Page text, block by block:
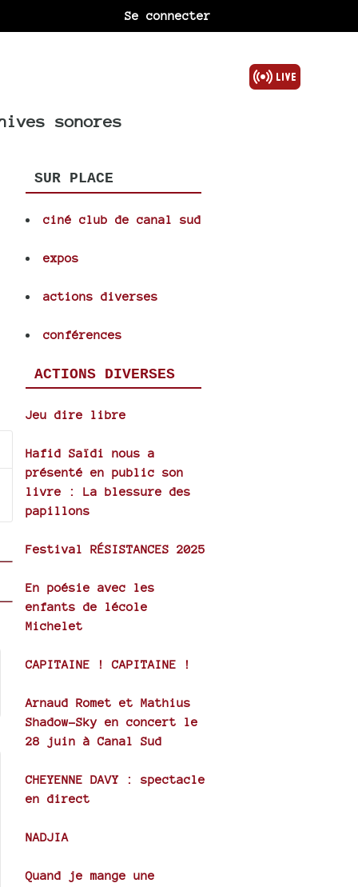
Se connecter
sonores
SUR PLACE
ciné club de canal sud
expos
actions diverses
conférences
ACTIONS DIVERSES
Jeu dire libre
Hafid Saïdi nous a
présenté en public son
livre : La blessure des
papillons
Festival RÉSISTANCES 2025
En poésie avec les
enfants de lécole
Michelet
CAPITAINE ! CAPITAINE !
Arnaud Romet et Mathius
Shadow-Sky en concert le
28 juin à Canal Sud
CHEYENNE DAVY : spectacle
en direct
NADJIA
Quand je mange une